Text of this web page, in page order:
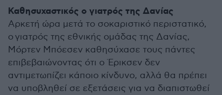
Καθησυχαστικός ο γιατρός της Δανίας
Αρκετή ώρα μετά το σοκαριστικό περιστατικό,
ο γιατρός της εθνικής ομάδας της Δανίας,
Μόρτεν Μπόεσεν καθησύχασε τους πάντες
επιβεβαιώνοντας ότι ο Έρικσεν δεν
αντιμετωπίζει κάποιο κίνδυνο, αλλά θα πρέπει
να υποβληθεί σε εξετάσεις για να διαπιστωθεί